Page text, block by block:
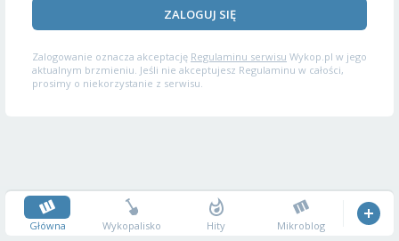
ZALOGUJ SIĘ
Zalogowanie oznacza akceptację Regulaminu serwisu Wykop.pl w jego
aktualnym brzmieniu. Jeśli nie akceptujesz Regulaminu w całości,
prosimy o niekorzystanie z serwisu.
Główna Wykopalisko Hity Mikroblog